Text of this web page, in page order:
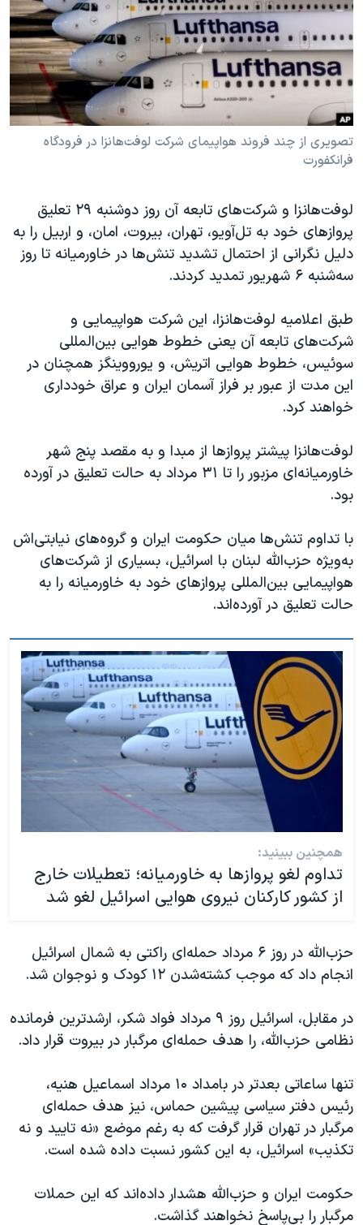
فرهنگ و زندگی
حقوق شهروندی
اقتصادی
علم و فناوری
اسرائیل در جنگ
گالری عکس
مستندها
انتخابات ریاست جمهوری آمریکا ۲۰۲۴
حمله جمهوری اسلامی به اسرائیل
رمز مهسا
ورزش زنان در ایران
اعتراضات زن، زندگی، آزادی
تریبونال مردمی آبان ۹۸
دادگاه حمید نوری
چهل سال گروگان‌گیری
اعتراضات مردمی آبان ۹۸
اسرائیل در جنگ
نرگس محمدی برنده جایزه نوبل صلح
صفحه‌های ویژه
سفر پرزیدنت ترامپ به چین
دنبال کنید
زبانهای مختلف
تصویری از چند فروند هواپیمای شرکت لوفت‌هانزا در فرودگاه
فرانکفورت
لوفت‌هانزا و شرکت‌های تابعه آن روز دوشنبه ٢٩ تعلیق
پروازهای خود به تل‌آویو، تهران، بیروت، امان، و اربیل را به
دلیل نگرانی از احتمال تشدید تنش‌ها در خاورمیانه تا روز
سه‌شنبه ۶ شهریور تمدید کردند.
طبق اعلامیه لوفت‌هانزا، این شرکت هواپیمایی و
شرکت‌های تابعه آن یعنی خطوط هوایی بین‌المللی
سوئیس، خطوط هوایی اتریش، و یورووینگز همچنان در
این مدت از عبور بر فراز آسمان ایران و عراق خودداری
خواهند کرد.
لوفت‌هانزا پیشتر پروازها از مبدا و به مقصد پنج شهر
خاورمیانه‌ای مزبور را تا ٣١ مرداد به حالت تعلیق در آورده
بود.
با تداوم تنش‌ها میان حکومت ایران و گروه‌های نیابتی‌اش
به‌ویژه حزب‌الله لبنان با اسرائیل، بسیاری از شرکت‌های
هواپیمایی بین‌المللی پروازهای خود به خاورمیانه را به
حالت تعلیق در آورده‌اند.
همچنین ببینید:
تداوم لغو پروازها به خاورمیانه؛ تعطیلات خارج
از کشور کارکنان نیروی هوایی اسرائیل لغو شد
حزب‌الله در روز ۶ مرداد حمله‌ای راکتی به شمال اسرائیل
انجام داد که موجب کشته‌شدن ١٢ کودک و نوجوان شد.
در مقابل، اسرائیل روز ٩ مرداد فواد شکر، ارشدترین فرمانده
نظامی حزب‌الله، را هدف حمله‌ای مرگبار در بیروت قرار داد.
تنها ساعاتی بعدتر در بامداد ۱۰ مرداد اسماعیل هنیه،
رئیس دفتر سیاسی پیشین حماس، نیز هدف حمله‌ای
مرگبار در تهران قرار گرفت که به رغم موضع «نه تایید و نه
تکذیب» اسرائیل، به این کشور نسبت داده شده است.
حکومت ایران و حزب‌الله هشدار داده‌اند که این حملات
مرگبار را بی‌پاسخ نخواهند گذاشت.